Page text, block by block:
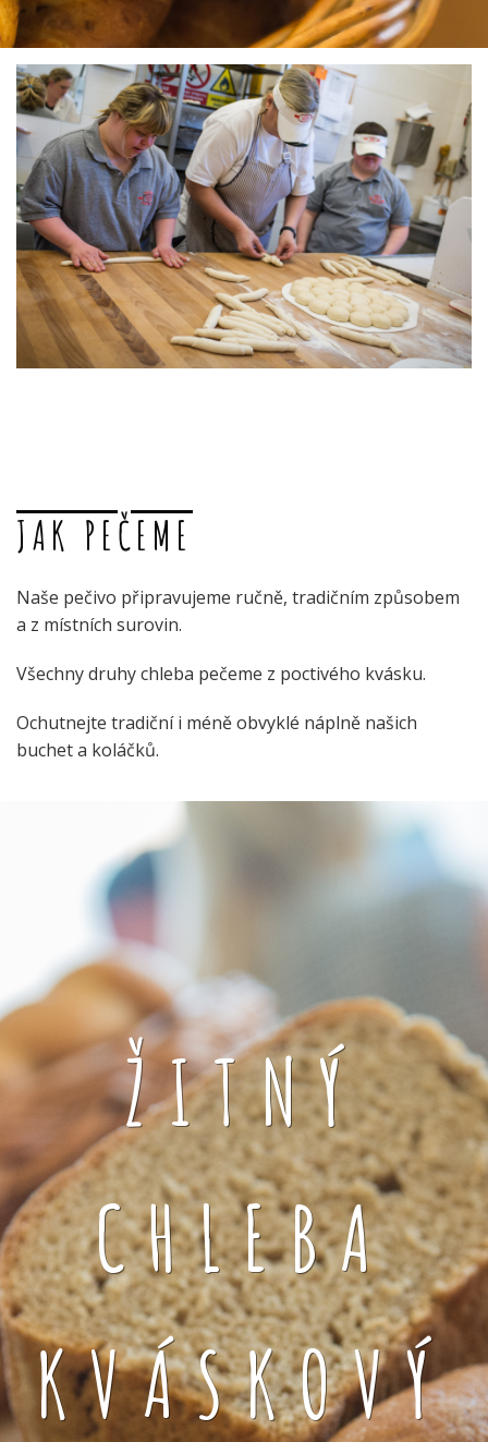
JAK PEČEME
Naše pečivo připravujeme ručně, tradičním způsobem
a z místních surovin.
Všechny druhy chleba pečeme z poctivého kvásku.
Ochutnejte tradiční i méně obvyklé náplně našich
buchet a koláčků.
ŽITNÝ
CHLEBA
KVÁSKOVÝ